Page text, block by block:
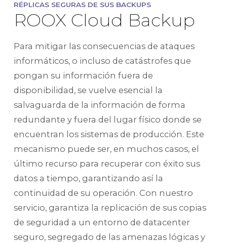
RÉPLICAS SEGURAS DE SUS BACKUPS
ROOX Cloud Backup
Para mitigar las consecuencias de ataques
informáticos, o incluso de catástrofes que
pongan su información fuera de
disponibilidad, se vuelve esencial la
salvaguarda de la información de forma
redundante y fuera del lugar físico donde se
encuentran los sistemas de producción. Este
mecanismo puede ser, en muchos casos, el
último recurso para recuperar con éxito sus
datos a tiempo, garantizando así la
continuidad de su operación. Con nuestro
servicio, garantiza la replicación de sus copias
de seguridad a un entorno de datacenter
seguro, segregado de las amenazas lógicas y